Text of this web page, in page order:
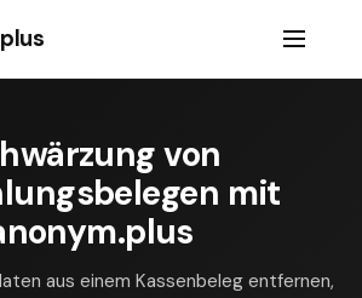
von
mit
aus einem Kassenbeleg entfernen,